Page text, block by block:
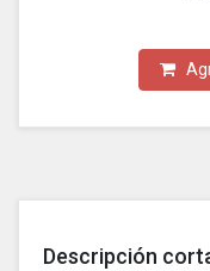
Descripción